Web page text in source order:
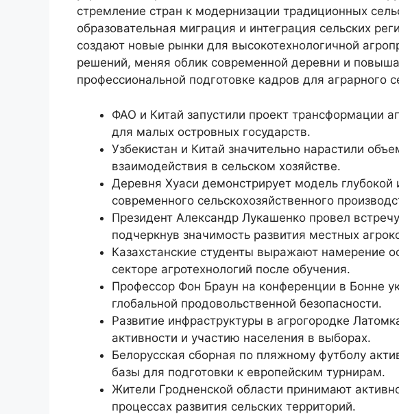
стремление стран к модернизации традиционных
образовательная миграция и интеграция сельских
создают новые рынки для высокотехнологичной
решений, меняя облик современной деревни и
профессиональной подготовке кадров для аграрного
ФАО и Китай запустили проект трансформации
для малых островных государств.
Узбекистан и Китай значительно нарастили
взаимодействия в сельском хозяйстве.
Деревня Хуаси демонстрирует модель
современного сельскохозяйственного
Президент Александр Лукашенко провел
подчеркнув значимость развития местных
Казахстанские студенты выражают намерение
секторе агротехнологий после обучения.
Профессор Фон Браун на конференции в Бонне
глобальной продовольственной безопасности.
Развитие инфраструктуры в агрогородке
активности и участию населения в выборах.
Белорусская сборная по пляжному футболу
базы для подготовки к европейским турнирам.
Жители Гродненской области принимают
процессах развития сельских территорий.